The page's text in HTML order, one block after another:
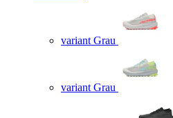
variant Grau
variant Grau